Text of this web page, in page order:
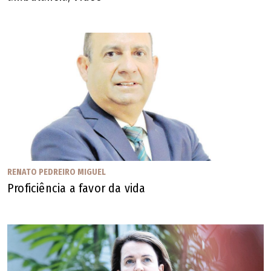
Goiás. Os crimes investigados são peculato, corrupção
O MPF informou que a Controladoria-Geral da União (CGU)
também teve participação nas apurações, fornecendo
cruzamentos de dados essenciais e atestando o histórico
de irregularidades do IBGH em outros estados.
O Gaeco também aponta que, para ocultar a origem ilícita
dos recursos, os investigados teriam montado um
transferências sucessivas) e smurfing (saques
fracionados em espécie, que chegaram a superar R$ 1,5
RENATO PEDREIRO MIGUEL
Proficiência a favor da vida